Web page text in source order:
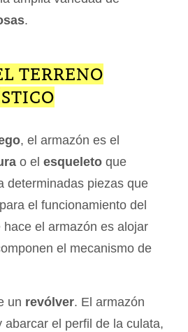
.
TERRENO
, el armazón es el
o el esqueleto que
determinadas piezas que
el funcionamiento del
hace el armazón es alojar
el mecanismo de
un revólver. El armazón
abarcar el perfil de la culata,